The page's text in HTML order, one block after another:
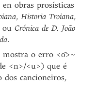
obras prosísticas
,Historia Troiana,
ouCrónica de D. João
.
mostra o erro <o͂>~
<n>/<u>) que é
cancioneiros,